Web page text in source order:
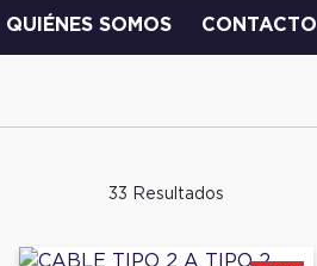
QUIÉNES SOMOS CONTACTO
33 Resultados